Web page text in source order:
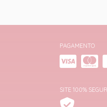
PAGAMENTO
SITE 100%